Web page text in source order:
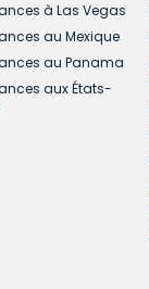
à Las Vegas
au Mexique
au Panama
aux États-